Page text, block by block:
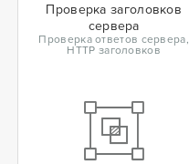
Проверка заголовков
сервера
Проверка ответов сервера,
HTTP заголовков